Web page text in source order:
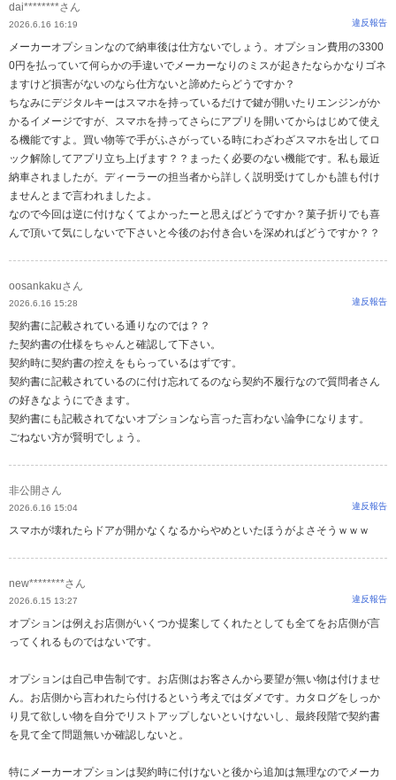
dai********さん
2026.6.16 16:19 違反報告
メーカーオプションなので納車後は仕方ないでしょう。オプション費用の3300
0円を払っていて何らかの手違いでメーカーなりのミスが起きたならかなりゴネ
ますけど損害がないのなら仕方ないと諦めたらどうですか？
ちなみにデジタルキーはスマホを持っているだけで鍵が開いたりエンジンがか
かるイメージですが、スマホを持ってさらにアプリを開いてからはじめて使え
る機能ですよ。買い物等で手がふさがっている時にわざわざスマホを出してロ
ック解除してアプリ立ち上げます？？まったく必要のない機能です。私も最近
納車されましたが。ディーラーの担当者から詳しく説明受けてしかも誰も付け
ませんとまで言われましたよ。
なので今回は逆に付けなくてよかったーと思えばどうですか？菓子折りでも喜
んで頂いて気にしないで下さいと今後のお付き合いを深めればどうですか？？
oosankakuさん
2026.6.16 15:28 違反報告
契約書に記載されている通りなのでは？？
た契約書の仕様をちゃんと確認して下さい。
契約時に契約書の控えをもらっているはずです。
契約書に記載されているのに付け忘れてるのなら契約不履行なので質問者さん
の好きなようにできます。
契約書にも記載されてないオプションなら言った言わない論争になります。
ごねない方が賢明でしょう。
非公開さん
2026.6.16 15:04 違反報告
スマホが壊れたらドアが開かなくなるからやめといたほうがよさそうｗｗｗ
new********さん
2026.6.15 13:27 違反報告
オプションは例えお店側がいくつか提案してくれたとしても全てをお店側が言
ってくれるものではないです。
オプションは自己申告制です。お店側はお客さんから要望が無い物は付けませ
ん。お店側から言われたら付けるという考えではダメです。カタログをしっか
り見て欲しい物を自分でリストアップしないといけないし、最終段階で契約書
を見て全て問題無いか確認しないと。
特にメーカーオプションは契約時に付けないと後から追加は無理なのでメーカ